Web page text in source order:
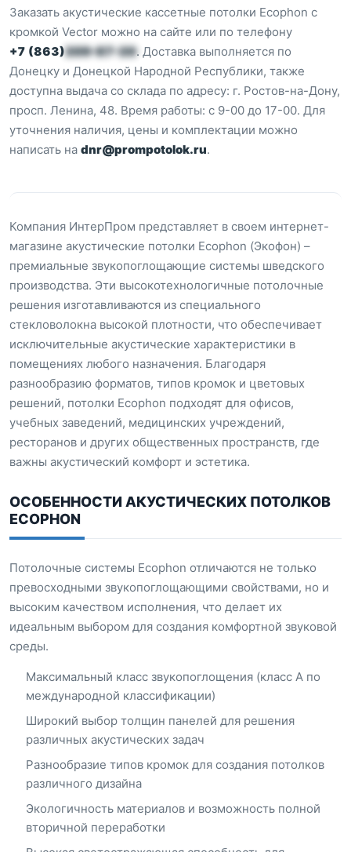
Заказать акустические кассетные потолки Ecophon с
кромкой Vector можно на сайте или по телефону
+7 (863)209-87-20. Доставка выполняется по
Донецку и Донецкой Народной Республики, также
доступна выдача со склада по адресу: г. Ростов-на-Дону,
просп. Ленина, 48. Время работы: с 9-00 до 17-00. Для
уточнения наличия, цены и комплектации можно
написать на dnr@prompotolok.ru.
Компания ИнтерПром представляет в своем интернет-
магазине акустические потолки Ecophon (Экофон) –
премиальные звукопоглощающие системы шведского
производства. Эти высокотехнологичные потолочные
решения изготавливаются из специального
стекловолокна высокой плотности, что обеспечивает
исключительные акустические характеристики в
помещениях любого назначения. Благодаря
разнообразию форматов, типов кромок и цветовых
решений, потолки Ecophon подходят для офисов,
учебных заведений, медицинских учреждений,
ресторанов и других общественных пространств, где
важны акустический комфорт и эстетика.
ОСОБЕННОСТИ АКУСТИЧЕСКИХ ПОТОЛКОВ
ECOPHON
Потолочные системы Ecophon отличаются не только
превосходными звукопоглощающими свойствами, но и
высоким качеством исполнения, что делает их
идеальным выбором для создания комфортной звуковой
среды.
Максимальный класс звукопоглощения (класс A по
международной классификации)
Широкий выбор толщин панелей для решения
различных акустических задач
Разнообразие типов кромок для создания потолков
различного дизайна
Экологичность материалов и возможность полной
вторичной переработки